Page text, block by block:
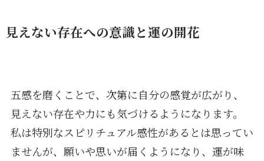
見えない存在への意識と運の開花
五感を磨くことで、次第に自分の感覚が広がり、
見えない存在や力にも気づけるようになります。
私は特別なスピリチュアル感性があるとは思ってい
ませんが、願いや思いが届くようになり、運が味